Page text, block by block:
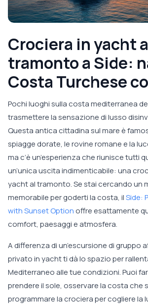
Crociera in yacht
tramonto a Side:
Costa Turchese
Pochi luoghi sulla costa mediterranea
trasmettere la sensazione di lusso
Questa antica cittadina sul mare è
spiagge dorate, le rovine romane e la
ma c’è un’esperienza che riunisce tutti
un’unica uscita indimenticabile: una
yacht al tramonto. Se stai cercando un
memorabile per goderti la costa, ilSide:
with Sunset Optionoffre esattamente
comfort, paesaggi e atmosfera.
A differenza di un’escursione di gruppo
privato in yacht ti dà lo spazio per
Mediterraneo alle tue condizioni. Puoi
prendere il sole, osservare la costa che
programmare la crociera per cogliere la